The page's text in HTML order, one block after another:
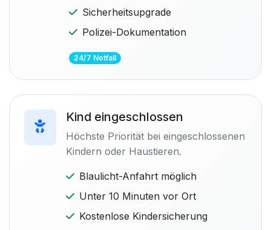
Sicherheitsupgrade
Polizei-Dokumentation
24/7 Notfall
Kind eingeschlossen
Höchste Priorität bei eingeschlossenen
Kindern oder Haustieren.
Blaulicht-Anfahrt möglich
Unter 10 Minuten vor Ort
Kostenlose Kindersicherung